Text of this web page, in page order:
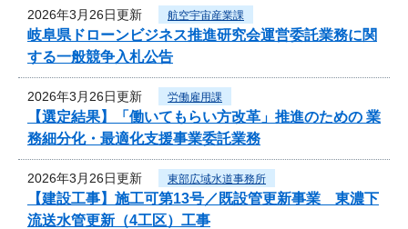
2026年3月26日更新 航空宇宙産業課
岐阜県ドローンビジネス推進研究会運営委託業務に関
する一般競争入札公告
2026年3月26日更新 労働雇用課
【選定結果】「働いてもらい方改革」推進のための 業
務細分化・最適化支援事業委託業務
2026年3月26日更新 東部広域水道事務所
【建設工事】施工可第13号／既設管更新事業 東濃下
流送水管更新（4工区）工事